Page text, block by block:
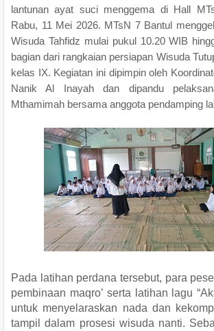
lantunan ayat suci menggema di Hall
Rabu, 11 Mei 2026. MTsN 7 Bantul
Wisuda Tahfidz mulai pukul 10.20 WIB
bagian dari rangkaian persiapan Wisuda
kelas IX. Kegiatan ini dipimpin oleh
Nanik Al Inayah dan dipandu
Mthamimah bersama anggota pendamping
Pada latihan perdana tersebut, para
pembinaan maqro’ serta latihan lagu
untuk menyelaraskan nada dan
tampil dalam prosesi wisuda nanti.